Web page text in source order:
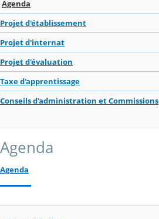
Agenda
Projet d'établissement
Projet d'internat
Projet d'évaluation
Taxe d'apprentissage
Conseils d'administration et Commissions
Agenda
Agenda